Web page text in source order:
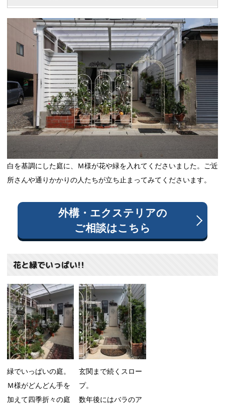
白を基調にした庭に、Ｍ様が花や緑を入れてくださいました。ご近
所さんや通りかかりの人たちが立ち止まってみてくださいます。
外構・エクステリアの
ご相談はこちら
花と緑でいっぱい!!
緑でいっぱいの庭。
Ｍ様がどんどん手を
加えて四季折々の庭
玄関まで続くスロー
プ。
数年後にはバラのア